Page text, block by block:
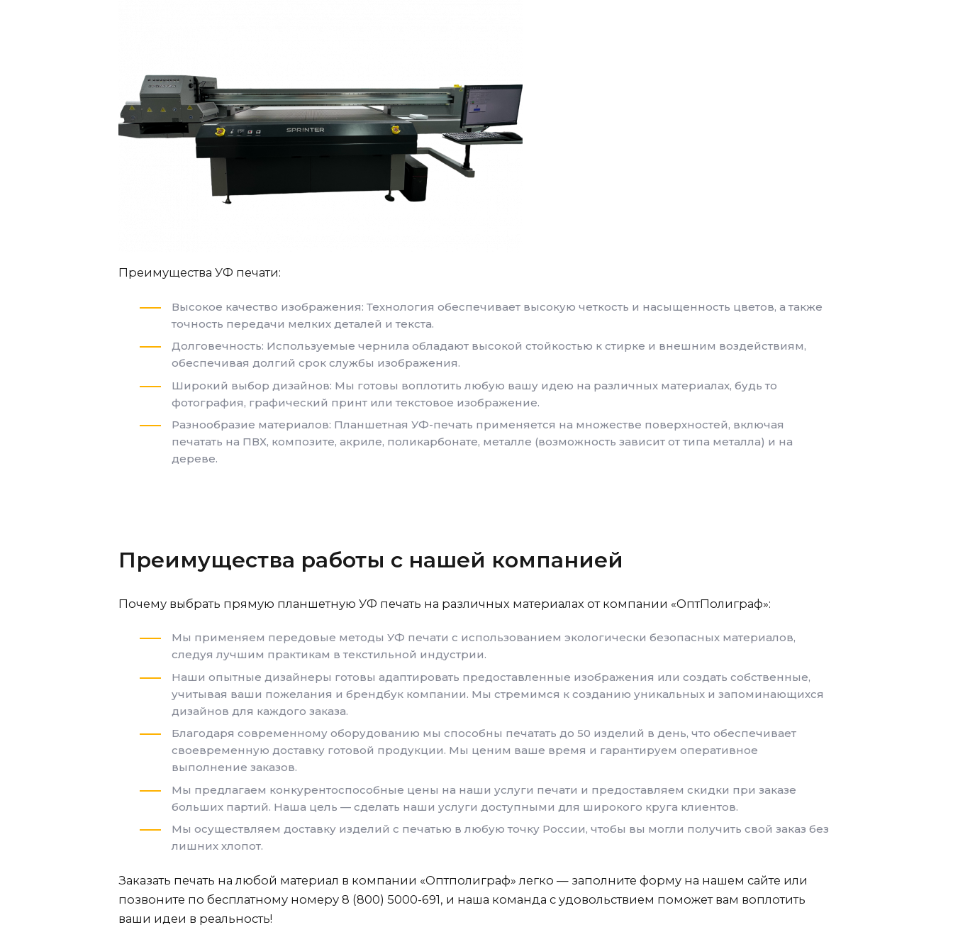
Преимущества УФ печати:
Высокое качество изображения: Технология обеспечивает высокую четкость и насыщенность цветов, а также
точность передачи мелких деталей и текста.
Долговечность: Используемые чернила обладают высокой стойкостью к стирке и внешним воздействиям,
обеспечивая долгий срок службы изображения.
Широкий выбор дизайнов: Мы готовы воплотить любую вашу идею на различных материалах, будь то
фотография, графический принт или текстовое изображение.
Разнообразие материалов: Планшетная УФ-печать применяется на множестве поверхностей, включая
печатать на ПВХ, композите, акриле, поликарбонате, металле (возможность зависит от типа металла) и на
дереве.
Преимущества работы с нашей компанией
Почему выбрать прямую планшетную УФ печать на различных материалах от компании «ОптПолиграф»:
Мы применяем передовые методы УФ печати с использованием экологически безопасных материалов,
следуя лучшим практикам в текстильной индустрии.
Наши опытные дизайнеры готовы адаптировать предоставленные изображения или создать собственные,
учитывая ваши пожелания и брендбук компании. Мы стремимся к созданию уникальных и запоминающихся
дизайнов для каждого заказа.
Благодаря современному оборудованию мы способны печатать до 50 изделий в день, что обеспечивает
своевременную доставку готовой продукции. Мы ценим ваше время и гарантируем оперативное
выполнение заказов.
Мы предлагаем конкурентоспособные цены на наши услуги печати и предоставляем скидки при заказе
больших партий. Наша цель — сделать наши услуги доступными для широкого круга клиентов.
Мы осуществляем доставку изделий с печатью в любую точку России, чтобы вы могли получить свой заказ без
лишних хлопот.
Заказать печать на любой материал в компании «Оптполиграф» легко — заполните форму на нашем сайте или
позвоните по бесплатному номеру 8 (800) 5000-691, и наша команда с удовольствием поможет вам воплотить
ваши идеи в реальность!